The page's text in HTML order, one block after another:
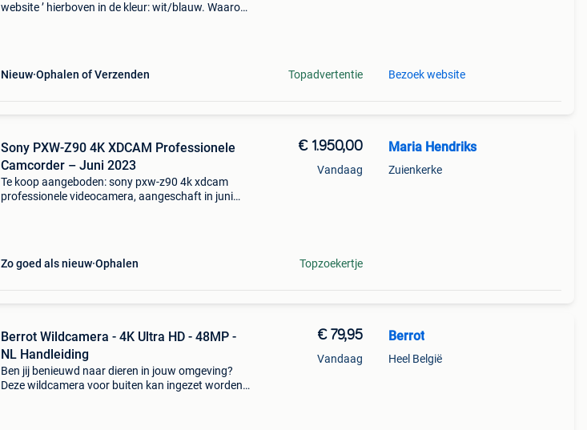
website ’ hierboven in de kleur: wit/blauw. Waarom
Nieuw Ophalen of Verzenden Topadvertentie Bezoek website
Sony PXW-Z90 4K XDCAM Professionele
Camcorder – Juni 2023
Te koop aangeboden: sony pxw-z90 4k xdcam
professionele videocamera, aangeschaft in juni
Zo goed als nieuw Ophalen
€ 1.950,00
Vandaag
Topzoekertje
Maria Hendriks
Zuienkerke
Berrot Wildcamera - 4K Ultra HD - 48MP -
NL Handleiding
Ben jij benieuwd naar dieren in jouw omgeving?
Deze wildcamera voor buiten kan ingezet worden
€ 79,95
Vandaag
Berrot
Heel België